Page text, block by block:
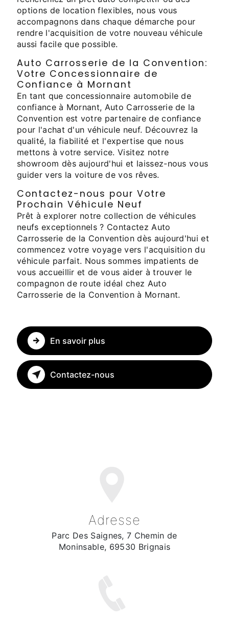
options de location flexibles, nous vous
accompagnons dans chaque démarche pour
rendre l'acquisition de votre nouveau véhicule
aussi facile que possible.
Auto Carrosserie de la Convention:
Votre Concessionnaire de
Confiance à Mornant
En tant que concessionnaire automobile de
confiance à Mornant, Auto Carrosserie de la
Convention est votre partenaire de confiance
pour l'achat d'un véhicule neuf. Découvrez la
qualité, la fiabilité et l'expertise que nous
mettons à votre service. Visitez notre
showroom dès aujourd'hui et laissez-nous vous
guider vers la voiture de vos rêves.
Contactez-nous pour Votre
Prochain Véhicule Neuf
Prêt à explorer notre collection de véhicules
neufs exceptionnels ? Contactez Auto
Carrosserie de la Convention dès aujourd'hui et
commencez votre voyage vers l'acquisition du
véhicule parfait. Nous sommes impatients de
vous accueillir et de vous aider à trouver le
compagnon de route idéal chez Auto
Carrosserie de la Convention à Mornant.
En savoir plus
Contactez-nous
Adresse
Parc Des Saignes, 7 Chemin de
Moninsable, 69530 Brignais